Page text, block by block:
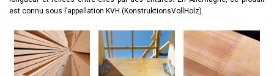
est connu sous l’appellation KVH (KonstruktionsVollHolz).